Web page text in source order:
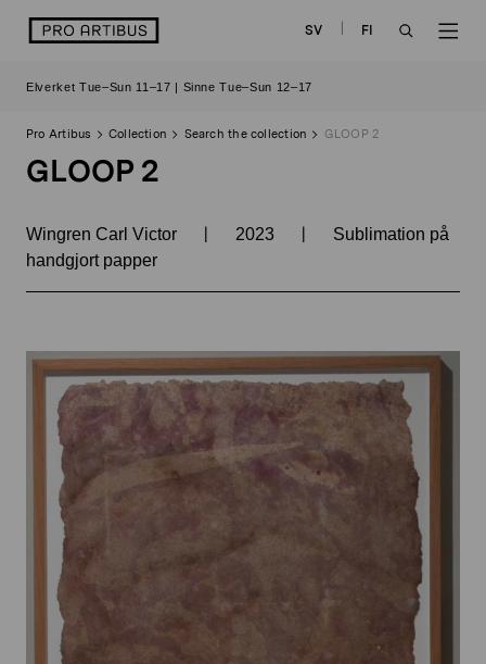
logo SV
FI
Elverket Tue–Sun 11–17 | Sinne Tue–Sun 12–17
Pro Artibus Collection Search the collection GLOOP 2
GLOOP 2
Wingren Carl Victor | 2023 |
Sublimation på
handgjort papper